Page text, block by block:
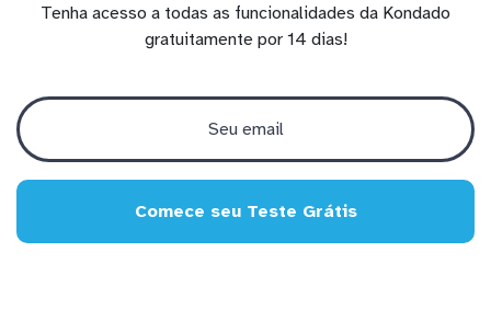
Tenha acesso a todas as funcionalidades da Kondado
gratuitamente por 14 dias!
Comece seu Teste Grátis